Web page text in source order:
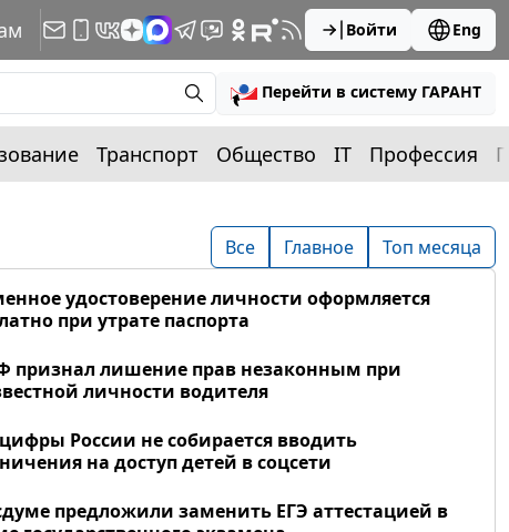
Войти Eng
Перейти в систему ГАРАНТ
Транспорт Общество IT Профессия
Все Главное Топ месяца
удостоверение личности оформляется
при утрате паспорта
признал лишение прав незаконным при
личности водителя
России не собирается вводить
на доступ детей в соцсети
предложили заменить ЕГЭ аттестацией в